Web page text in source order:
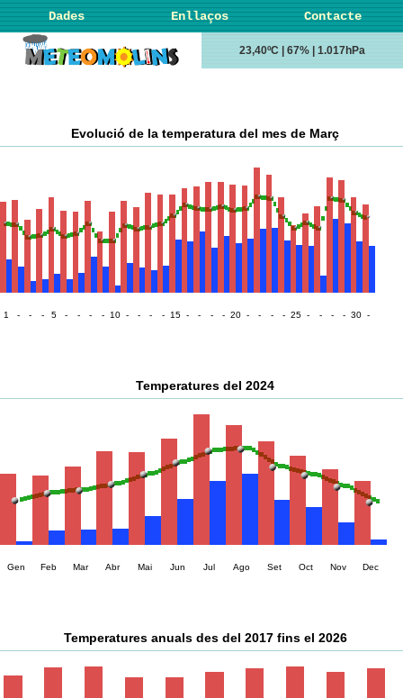
Dades Enllaços Contacte
23,40ºC | 67% | 1.017hPa
Evolució de la temperatura del mes de Març
1 - - - 5 - - - - 10 - - - - 15 - - - - 20 - - - - 25 - - - - 30 -
Temperatures del 2024
Gen Feb Mar Abr Mai Jun Jul Ago Set Oct Nov Dec
Temperatures anuals des del 2017 fins el 2026